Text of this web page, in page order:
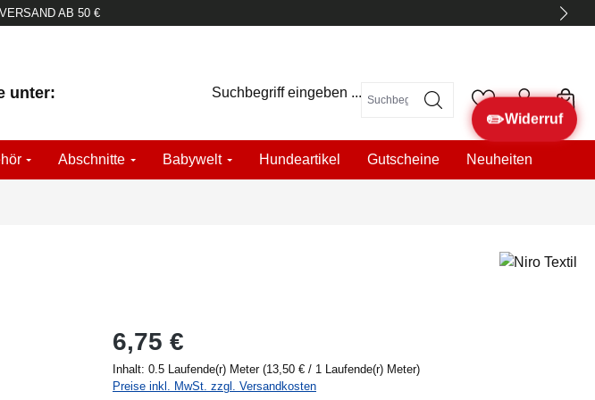
AB 50 €
unter: Suchbegriff eingeben ...
Abschnitte Babywelt Hundeartikel Gutscheine Neuheiten
6,75 €
Inhalt: 0.5 Laufende(r) Meter (13,50 € / 1 Laufende(r) Meter)
Preise inkl. MwSt. zzgl. Versandkosten
✏️Widerruf